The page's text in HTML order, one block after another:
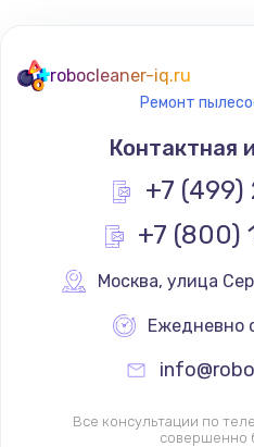
1200
Замена
robocleaner-iq.ru
Ремонт
Контактная
+7
+7 (800)
Москва, улица
Ежедневно
Все консультации по
совершенно